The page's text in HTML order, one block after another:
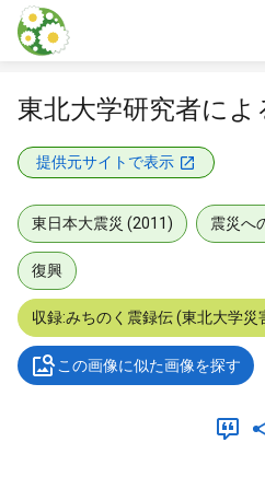
本文に飛ぶ
東北大学研究者によ
提供元サイトで表示
東日本大震災 (2011) 震災へ
復興
収録:みちのく震録伝 (東北大学災
この画像に似た画像を探す